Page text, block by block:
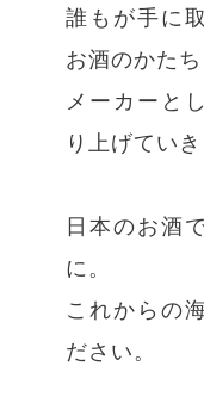
誰もが手に
お酒のかたち
メーカーと
り上げていき
日本のお酒
に。
これからの
ださい。